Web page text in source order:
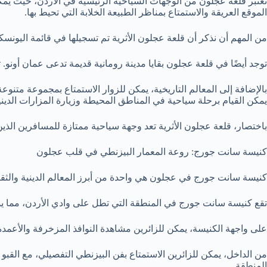
الموقع العريقة والاستمتاع بمناظر الطبيعة الخلابة التي تحيط بها.
من المهم أن نذكر أن قلعة عجلون الأثرية تم تسجيلها في قائمة
توجد أيضًا في قلعة عجلون بقايا مدينة رومانية قديمة تدعى عمان
بالإضافة إلى المعالم التاريخية، يمكن للزوار الاستمتاع بمجموعة
يمكن القيام برحلة سياحية في المناطق المحيطة وزيارة المزارات
باختصار، قلعة عجلون الأثرية تعد وجهة سياحية ممتازة للمسافرين
كنيسة سانت جورج: روعة المعمار البيزنطي في قلب عجلون
كنيسة سانت جورج في عجلون هي واحدة من أبرز المعالم الدينية
تقع كنيسة سانت جورج في المنطقة التي تطل على وادي الأردن، مما
على واجهة الكنيسة، يمكن للزائرين مشاهدة النوافذ المزخرفة
من الداخل، يمكن للزائرين الاستمتاع بفن البيزنطي التفصيلي، مع